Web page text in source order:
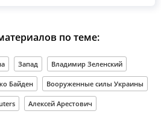
по теме:
Запад Владимир Зеленский
Байден Вооруженные силы Украины
Алексей Арестович